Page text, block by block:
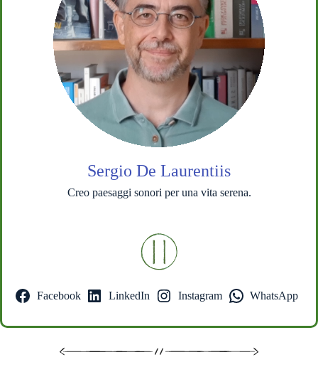
Sergio De Laurentiis
Creo paesaggi sonori per una vita serena.
Facebook LinkedIn Instagram WhatsApp